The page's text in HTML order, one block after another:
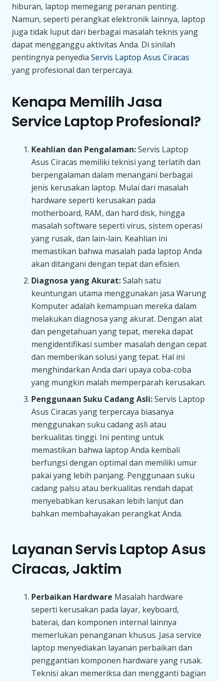
hiburan, laptop memegang peranan penting.
Namun, seperti perangkat elektronik lainnya, laptop
juga tidak luput dari berbagai masalah teknis yang
dapat mengganggu aktivitas Anda. Di sinilah
pentingnya penyedia Servis Laptop Asus Ciracas
yang profesional dan terpercaya.
Kenapa Memilih Jasa
Service Laptop Profesional?
Keahlian dan Pengalaman:Servis Laptop
Asus Ciracas memiliki teknisi yang terlatih dan
berpengalaman dalam menangani berbagai
jenis kerusakan laptop. Mulai dari masalah
hardware seperti kerusakan pada
motherboard, RAM, dan hard disk, hingga
masalah software seperti virus, sistem operasi
yang rusak, dan lain-lain. Keahlian ini
memastikan bahwa masalah pada laptop Anda
akan ditangani dengan tepat dan efisien.
Diagnosa yang Akurat:Salah satu
keuntungan utama menggunakan jasa Warung
Komputer adalah kemampuan mereka dalam
melakukan diagnosa yang akurat. Dengan alat
dan pengetahuan yang tepat, mereka dapat
mengidentifikasi sumber masalah dengan cepat
dan memberikan solusi yang tepat. Hal ini
menghindarkan Anda dari upaya coba-coba
yang mungkin malah memperparah kerusakan.
Penggunaan Suku Cadang Asli:Servis Laptop
Asus Ciracas yang terpercaya biasanya
menggunakan suku cadang asli atau
berkualitas tinggi. Ini penting untuk
memastikan bahwa laptop Anda kembali
berfungsi dengan optimal dan memiliki umur
pakai yang lebih panjang. Penggunaan suku
cadang palsu atau berkualitas rendah dapat
menyebabkan kerusakan lebih lanjut dan
bahkan membahayakan perangkat Anda.
Layanan Servis Laptop Asus
Ciracas, Jaktim
Perbaikan Hardware Masalah hardware
seperti kerusakan pada layar, keyboard,
baterai, dan komponen internal lainnya
memerlukan penanganan khusus. Jasa service
laptop menyediakan layanan perbaikan dan
penggantian komponen hardware yang rusak.
Teknisi akan memeriksa dan mengganti bagian